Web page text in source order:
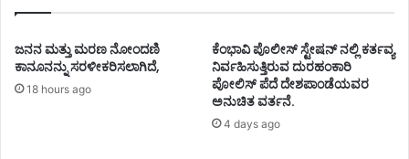
ಜನನ ಮತ್ತು ಮರಣ ನೋಂದಣಿ
ಕಾನೂನನ್ನು ಸರಳೀಕರಿಸಲಾಗಿದೆ,
18 hours ago
ಕೆಂಭಾವಿ ಪೊಲೀಸ್ ಸ್ಟೇಷನ್ ನಲ್ಲಿ ಕರ್ತವ್ಯ
ನಿರ್ವಹಿಸುತ್ತಿರುವ ದುರಹಂಕಾರಿ
ಪೋಲಿಸ್ ಪೆದೆ ದೇಶಪಾಂಡೆಯವರ
ಅನುಚಿತ ವರ್ತನೆ.
4 days ago